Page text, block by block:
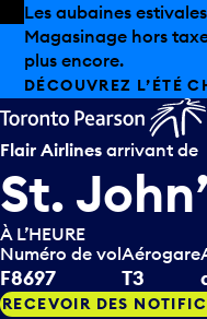
Skip to offers
Passer au contenu
Les aubaines
Magasinage hors
plus encore.
DÉCOUVREZ L’ÉTÉ
Flair Airlines arrivant de
St.
À L’HEURE
Numéro de vol
F8697
Aérogare
T3
RECEVOIR DES